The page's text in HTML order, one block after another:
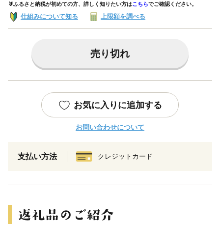
🔰ふるさと納税が初めての方、詳しく知りたい方はこちらでご確認ください。
仕組みについて知る 上限額を調べる
売り切れ
お気に入りに追加する
お問い合わせについて
支払い方法 クレジットカード